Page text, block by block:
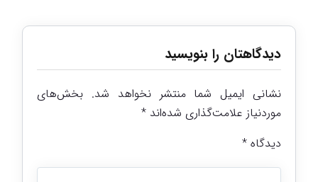
دیدگاهتان را بنویسید
نشانی ایمیل شما منتشر نخواهد شد. بخش‌های
موردنیاز علامت‌گذاری شده‌اند*
دیدگاه*